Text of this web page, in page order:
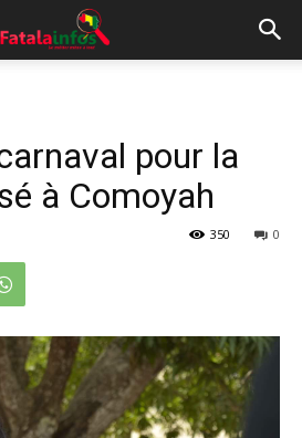
pour la
à Comoyah
0
350